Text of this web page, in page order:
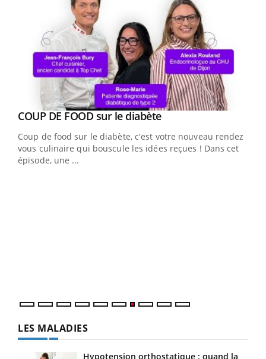
Youtube
COUP DE FOOD sur le diabèteYoutube
Coup de food sur le diabète, c'est votre nouveau rendez-
vous culinaire qui bouscule les idées reçues ! Dans cet
épisode, une ...
LES MALADIES
Hypotension orthostatique : quand la